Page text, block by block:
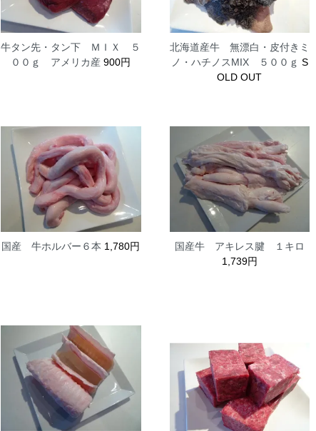
牛タン先・タン下 ＭＩＸ ５
００ｇ アメリカ産 900円
北海道産牛 無漂白・皮付きミ
ノ・ハチノスMIX ５００ｇ S
OLD OUT
国産 牛ホルバー６本 1,780円
国産牛 アキレス腱 １キロ
1,739円